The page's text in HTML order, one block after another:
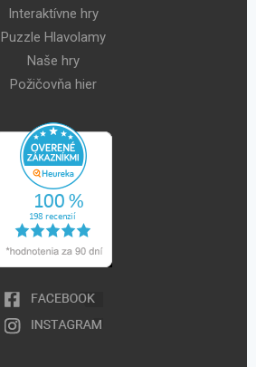
Interaktívne hry
Puzzle Hlavolamy
Naše hry
Požičovňa hier